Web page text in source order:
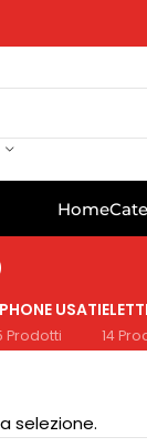
Home
USATI
Prodotti 14
selezione.